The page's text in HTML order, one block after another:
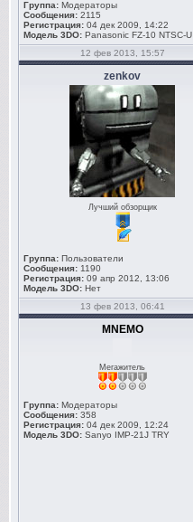
Группа: Модераторы
Сообщения: 2115
Регистрация: 04 дек 2009, 14:22
Модель 3DO: Panasonic FZ-10 NTSC-U
12 фев 2013, 15:57
zenkov
Лучший обзорщик
Группа: Пользователи
Сообщения: 1190
Регистрация: 09 апр 2012, 13:06
Модель 3DO: Нет
13 фев 2013, 06:41
MNEMO
Мегажитель
Группа: Модераторы
Сообщения: 358
Регистрация: 04 дек 2009, 12:24
Модель 3DO: Sanyo IMP-21J TRY